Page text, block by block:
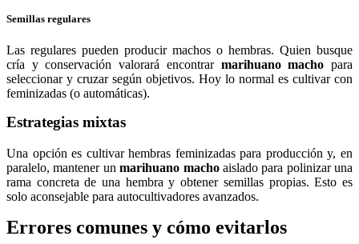
Semillas regulares
Las regulares pueden producir machos o hembras. Quien busque
cría y conservación valorará encontrar marihuano macho para
seleccionar y cruzar según objetivos. Hoy lo normal es cultivar con
feminizadas (o automáticas).
Estrategias mixtas
Una opción es cultivar hembras feminizadas para producción y, en
paralelo, mantener unmarihuano machoaislado para polinizar una
rama concreta de una hembra y obtener semillas propias. Esto es
solo aconsejable para autocultivadores avanzados.
Errores comunes y cómo evitarlos